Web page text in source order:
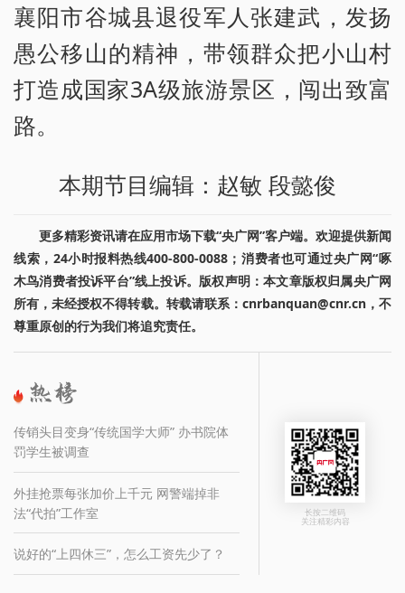
襄阳市谷城县退役军人张建武，发扬
愚公移山的精神，带领群众把小山村
打造成国家3A级旅游景区，闯出致富
路。
本期节目编辑：赵敏 段懿俊
更多精彩资讯请在应用市场下载“央广网”客户端。欢迎提供新闻
线索，24小时报料热线400-800-0088；消费者也可通过央广网“啄
木鸟消费者投诉平台”线上投诉。版权声明：本文章版权归属央广网
所有，未经授权不得转载。转载请联系：cnrbanquan@cnr.cn，不
尊重原创的行为我们将追究责任。
传销头目变身“传统国学大师” 办书院体
罚学生被调查
外挂抢票每张加价上千元 网警端掉非
法“代拍”工作室
说好的“上四休三”，怎么工资先少了？
长按二维码
关注精彩内容